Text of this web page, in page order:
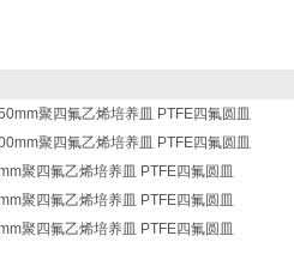
聚四氟乙烯培养皿 PTFE四氟圆皿
聚四氟乙烯培养皿 PTFE四氟圆皿
聚四氟乙烯培养皿 PTFE四氟圆皿
聚四氟乙烯培养皿 PTFE四氟圆皿
聚四氟乙烯培养皿 PTFE四氟圆皿